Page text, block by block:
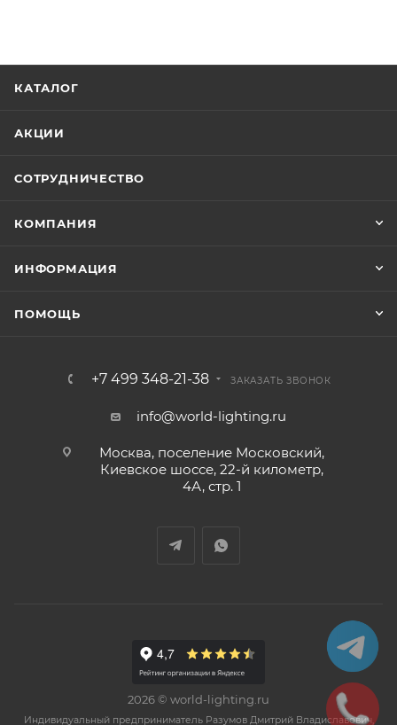
КАТАЛОГ
АКЦИИ
СОТРУДНИЧЕСТВО
КОМПАНИЯ
ИНФОРМАЦИЯ
ПОМОЩЬ
+7 499 348-21-38 ЗАКАЗАТЬ ЗВОНОК
info@world-lighting.ru
Москва, поселение Московский,
Киевское шоссе, 22-й километр,
4А, стр. 1
2026 © world-lighting.ru
Индивидуальный предприниматель Разумов Дмитрий Владиславович,